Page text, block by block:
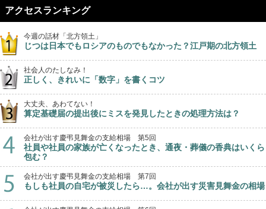
アクセスランキング
今週の話材「北方領土」
じつは日本でもロシアのものでもなかった？江戸期の北方領土
社会人のたしなみ！
正しく、きれいに「数字」を書くコツ
大丈夫、あわてない！
算定基礎届の提出後にミスを発見したときの処理方法は？
会社が出す慶弔見舞金の支給相場 第5回
社員や社員の家族が亡くなったとき、通夜・葬儀の香典はいくら
包む？
会社が出す慶弔見舞金の支給相場 第7回
もしも社員の自宅が被災したら…。会社が出す災害見舞金の相場